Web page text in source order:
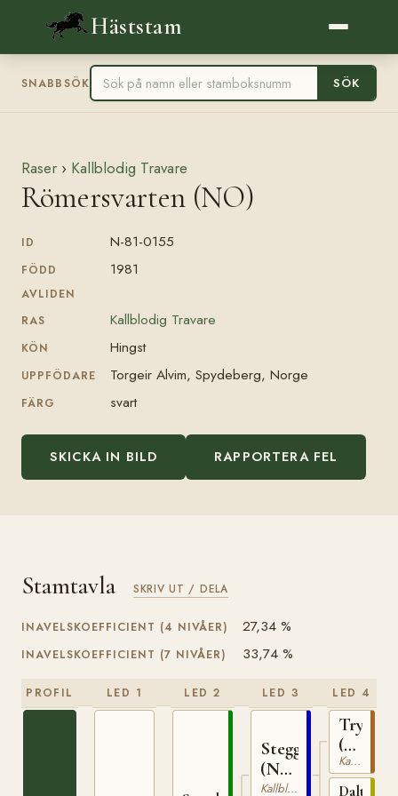
Häststam
SNABBSÖK SÖK
Raser › Kallblodig Travare
Römersvarten (NO)
ID N-81-0155
FÖDD 1981
AVLIDEN
RAS
Kallblodig Travare
KÖN Hingst
UPPFÖDARE Torgeir Alvim, Spydeberg, Norge
FÄRG svart
SKICKA IN BILD RAPPORTERA FEL
Stamtavla SKRIV UT / DELA
INAVELSKOEFFICIENT (4 NIVÅER) 27,34 %
INAVELSKOEFFICIENT (7 NIVÅER) 33,74 %
PROFIL LED 1 LED 2 LED 3
Stegg
(NO)
T- Kallblodig Travare
LED 4
Trygve
(NO)
T-
66
Kallblodig Travare
Dalterna